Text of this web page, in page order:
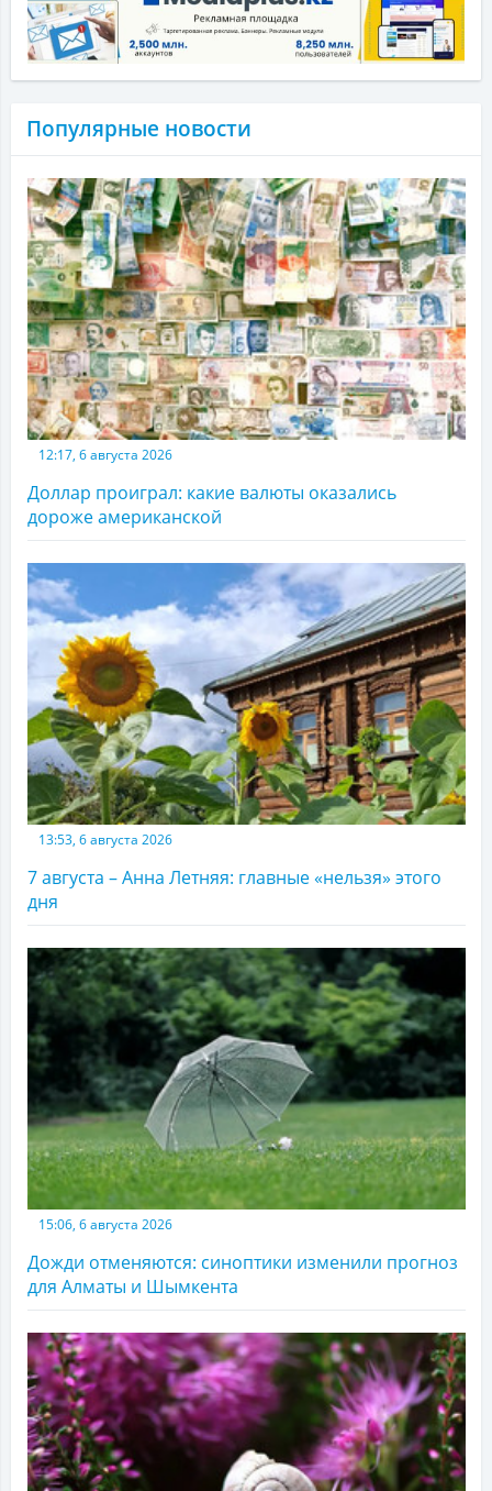
Популярные новости
12:17, 6 августа 2026
Доллар проиграл: какие валюты оказались
дороже американской
13:53, 6 августа 2026
7 августа – Анна Летняя: главные «нельзя» этого
дня
15:06, 6 августа 2026
Дожди отменяются: синоптики изменили прогноз
для Алматы и Шымкента